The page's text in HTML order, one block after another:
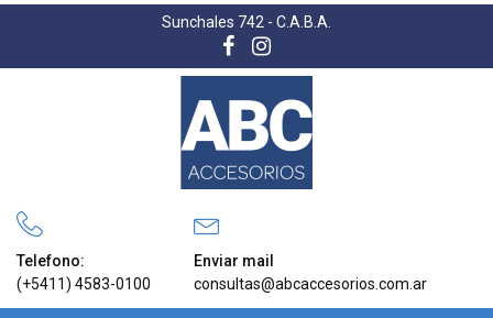
Sunchales 742 - C.A.B.A.
Telefono:
(+5411) 4583-0100
Enviar mail
consultas@abcaccesorios.com.ar